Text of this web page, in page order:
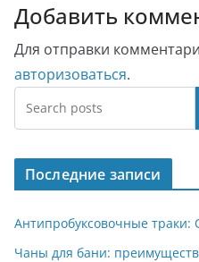
Добавить
Для отправки
авторизоваться.
Последние записи
Антипробуксовочные
Чаны для бани: